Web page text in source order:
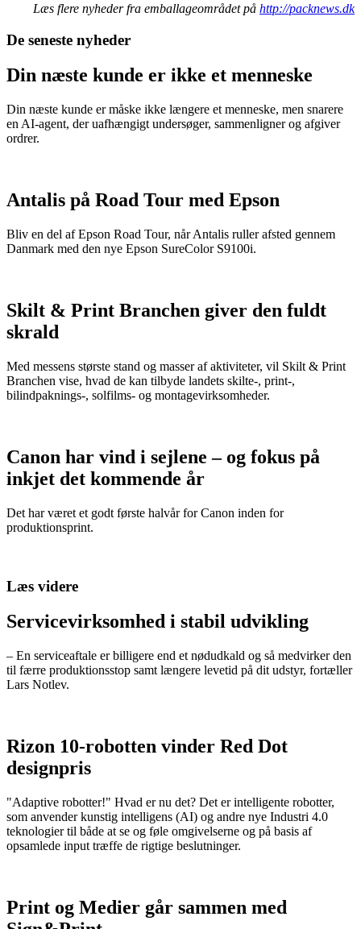
Læs flere nyheder fra emballageområdet på http://packnews.dk
De seneste nyheder
Din næste kunde er ikke et menneske
Din næste kunde er måske ikke længere et menneske, men snarere
en AI-agent, der uafhængigt undersøger, sammenligner og afgiver
ordrer.
Antalis på Road Tour med Epson
Bliv en del af Epson Road Tour, når Antalis ruller afsted gennem
Danmark med den nye Epson SureColor S9100i.
Skilt & Print Branchen giver den fuldt
skrald
Med messens største stand og masser af aktiviteter, vil Skilt & Print
Branchen vise, hvad de kan tilbyde landets skilte-, print-,
bilindpaknings-, solfilms- og montagevirksomheder.
Canon har vind i sejlene – og fokus på
inkjet det kommende år
Det har været et godt første halvår for Canon inden for
produktionsprint.
Læs videre
Servicevirksomhed i stabil udvikling
– En serviceaftale er billigere end et nødudkald og så medvirker den
til færre produktionsstop samt længere levetid på dit udstyr, fortæller
Lars Notlev.
Rizon 10-robotten vinder Red Dot
designpris
"Adaptive robotter!" Hvad er nu det? Det er intelligente robotter,
som anvender kunstig intelligens (AI) og andre nye Industri 4.0
teknologier til både at se og føle omgivelserne og på basis af
opsamlede input træffe de rigtige beslutninger.
Print og Medier går sammen med